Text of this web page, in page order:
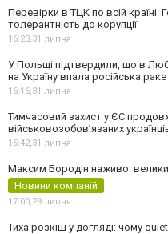
Перевірки в ТЦК по всій
толерантність до корупції
16:23,31 липня
У Польщі підтвердили, що в
на Україну впала російська
16:16,31 липня
Тимчасовий захист у ЄС
військовозобов’язаних
15:42,31 липня
Максим Бородін наживо: великий
Новини компаній
17:00,29 липня
Тиха розкіш у догляді: чому